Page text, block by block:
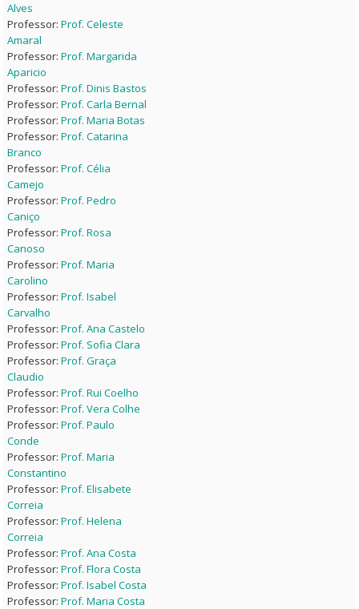
Alves
Professor:Prof. Celeste
Amaral
Professor:Prof. Margarida
Aparicio
Professor:Prof. Dinis Bastos
Professor:Prof. Carla Bernal
Professor:Prof. Maria Botas
Professor:Prof. Catarina
Branco
Professor:Prof. Célia
Camejo
Professor:Prof. Pedro
Caniço
Professor:Prof. Rosa
Canoso
Professor:Prof. Maria
Carolino
Professor:Prof. Isabel
Carvalho
Professor:Prof. Ana Castelo
Professor:Prof. Sofia Clara
Professor:Prof. Graça
Claudio
Professor:Prof. Rui Coelho
Professor:Prof. Vera Colhe
Professor:Prof. Paulo
Conde
Professor:Prof. Maria
Constantino
Professor:Prof. Elisabete
Correia
Professor:Prof. Helena
Correia
Professor:Prof. Ana Costa
Professor:Prof. Flora Costa
Professor:Prof. Isabel Costa
Professor:Prof. Maria Costa